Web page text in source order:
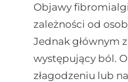
Objawy
zależności od
Jednak głównym
występujący ból.
złagodzeniu lub